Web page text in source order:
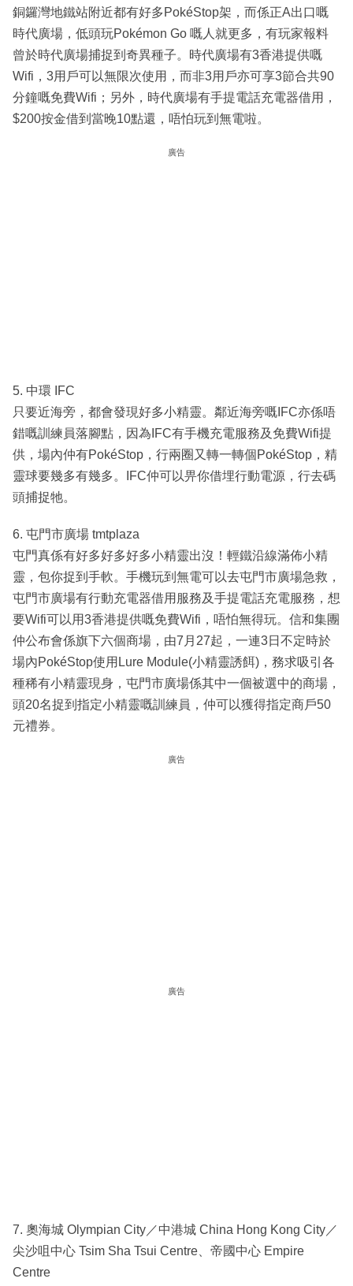
銅鑼灣地鐵站附近都有好多PokéStop架，而係正A出口嘅
時代廣場，低頭玩Pokémon Go 嘅人就更多，有玩家報料
曾於時代廣場捕捉到奇異種子。時代廣場有3香港提供嘅
Wifi，3用戶可以無限次使用，而非3用戶亦可享3節合共90
分鐘嘅免費Wifi；另外，時代廣場有手提電話充電器借用，
$200按金借到當晚10點還，唔怕玩到無電啦。
廣告
5. 中環 IFC
只要近海旁，都會發現好多小精靈。鄰近海旁嘅IFC亦係唔
錯嘅訓練員落腳點，因為IFC有手機充電服務及免費Wifi提
供，場內仲有PokéStop，行兩圈又轉一轉個PokéStop，精
靈球要幾多有幾多。IFC仲可以畀你借埋行動電源，行去碼
頭捕捉牠。
6. 屯門市廣場 tmtplaza
屯門真係有好多好多好多小精靈出沒！輕鐵沿線滿佈小精
靈，包你捉到手軟。手機玩到無電可以去屯門市廣場急救，
屯門市廣場有行動充電器借用服務及手提電話充電服務，想
要Wifi可以用3香港提供嘅免費Wifi，唔怕無得玩。信和集團
仲公布會係旗下六個商場，由7月27起，一連3日不定時於
場內PokéStop使用Lure Module(小精靈誘餌)，務求吸引各
種稀有小精靈現身，屯門市廣場係其中一個被選中的商場，
頭20名捉到指定小精靈嘅訓練員，仲可以獲得指定商戶50
元禮券。
廣告
廣告
7. 奧海城 Olympian City／中港城 China Hong Kong City／
尖沙咀中心 Tsim Sha Tsui Centre、帝國中心 Empire
Centre